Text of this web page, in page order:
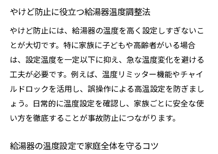
やけど防止に役立つ給湯器温度調整法
やけど防止には、給湯器の温度を高く設定しすぎないこ
とが大切です。特に家族に子どもや高齢者がいる場合
は、設定温度を一定以下に抑え、急な温度変化を避ける
工夫が必要です。例えば、温度リミッター機能やチャイ
ルドロックを活用し、誤操作による高温設定を防ぎまし
ょう。日常的に温度設定を確認し、家族ごとに安全な使
い方を徹底することが事故防止につながります。
給湯器の温度設定で家庭全体を守るコツ